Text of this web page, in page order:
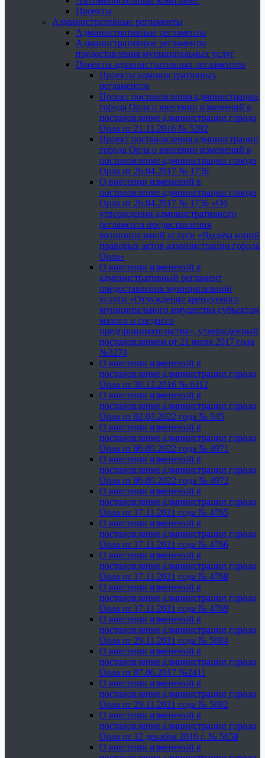
Проекты
Административные регламенты
Административные регламенты
Административные регламенты
предоставления муниципальных услуг
Проекты административных регламентов
Проекты административных
регламентов
Проект постановления администрации
города Орла о внесении изменений в
постановление администрации города
Орла от 21.11.2016 № 5282
Проект постановления администрации
города Орла о внесении изменений в
постановление администрации города
Орла от 26.04.2017 № 1736
О внесении изменений в
постановление администрации города
Орла от 26.04.2017 № 1736 «Об
утверждении административного
регламента предоставления
муниципальной услуги «Выдача копий
правовых актов администрации города
Орла»
О внесении изменений в
административный регламент
предоставления муниципальной
услуги «Отчуждение арендуемого
муниципального имущества субъектам
малого и среднего
предпринимательства», утвержденный
постановлением от 21 июля 2017 года
№3274
О внесении изменений в
постановление администрации города
Орла от 30.12.2016 № 6112
О внесении изменений в
постановление администрации города
Орла от 02.03.2022 года № 945
О внесении изменений в
постановление администрации города
Орла от 06.09.2022 года № 4971
О внесении изменений в
постановление администрации города
Орла от 06.09.2022 года № 4972
О внесении изменений в
постановление администрации города
Орла от 17.11.2021 года № 4765
О внесении изменений в
постановление администрации города
Орла от 17.11.2021 года № 4766
О внесении изменений в
постановление администрации города
Орла от 17.11.2021 года № 4768
О внесении изменений в
постановление администрации города
Орла от 17.11.2021 года № 4769
О внесении изменений в
постановление администрации города
Орла от 29.11.2021 года № 5084
О внесении изменений в
постановление администрации города
Орла от 07.06.2017 №2411
О внесении изменений в
постановление администрации города
Орла от 29.11.2021 года № 5082
О внесении изменений в
постановление администрации города
Орла от 12 декабря 2016 г. № 5658
О внесении изменений в